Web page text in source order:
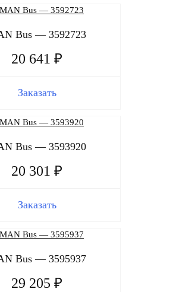
Bus — 3592723
20 641 ₽
Заказать
Bus — 3593920
20 301 ₽
Заказать
Bus — 3595937
29 205 ₽